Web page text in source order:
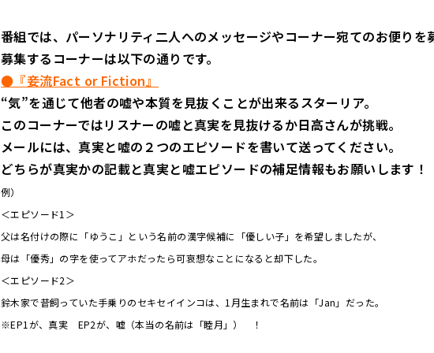
番組では、パーソナリティ二人へのメッセージやコーナー宛てのお便りを
募集するコーナーは以下の通りです。
●『妾流Fact or Fiction』
“気”を通じて他者の嘘や本質を見抜くことが出来るスターリア。
このコーナーではリスナーの嘘と真実を見抜けるか日高さんが挑戦。
メールには、真実と嘘の２つのエピソードを書いて送ってください。
どちらが真実かの記載と真実と嘘エピソードの補足情報もお願いします！
例）
＜エピソード1＞
父は名付けの際に「ゆうこ」という名前の漢字候補に「優しい子」を希望しましたが、
母は「優秀」の字を使ってアホだったら可哀想なことになると却下した。
＜エピソード2＞
鈴木家で昔飼っていた手乗りのセキセイインコは、1月生まれで名前は「Jan」だった。
※EP1が、真実 EP2が、嘘（本当の名前は「睦月」） ！